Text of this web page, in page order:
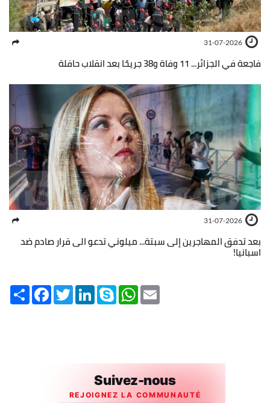
31-07-2026
فاجعة في الجزائر... 11 وفاة و38 جريحًا بعد انقلاب حافلة
31-07-2026
بعد تدفق المهاجرين إلى سبتة... ميلوني تدعو الى قرار صادم ضد
اسبانيا!
Share FacebookTwitterLinkedInSkype WhatsApp